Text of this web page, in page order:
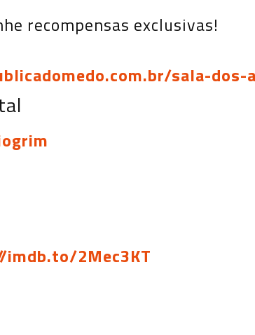
recompensas exclusivas!
sala-dos-
2Mec3KT